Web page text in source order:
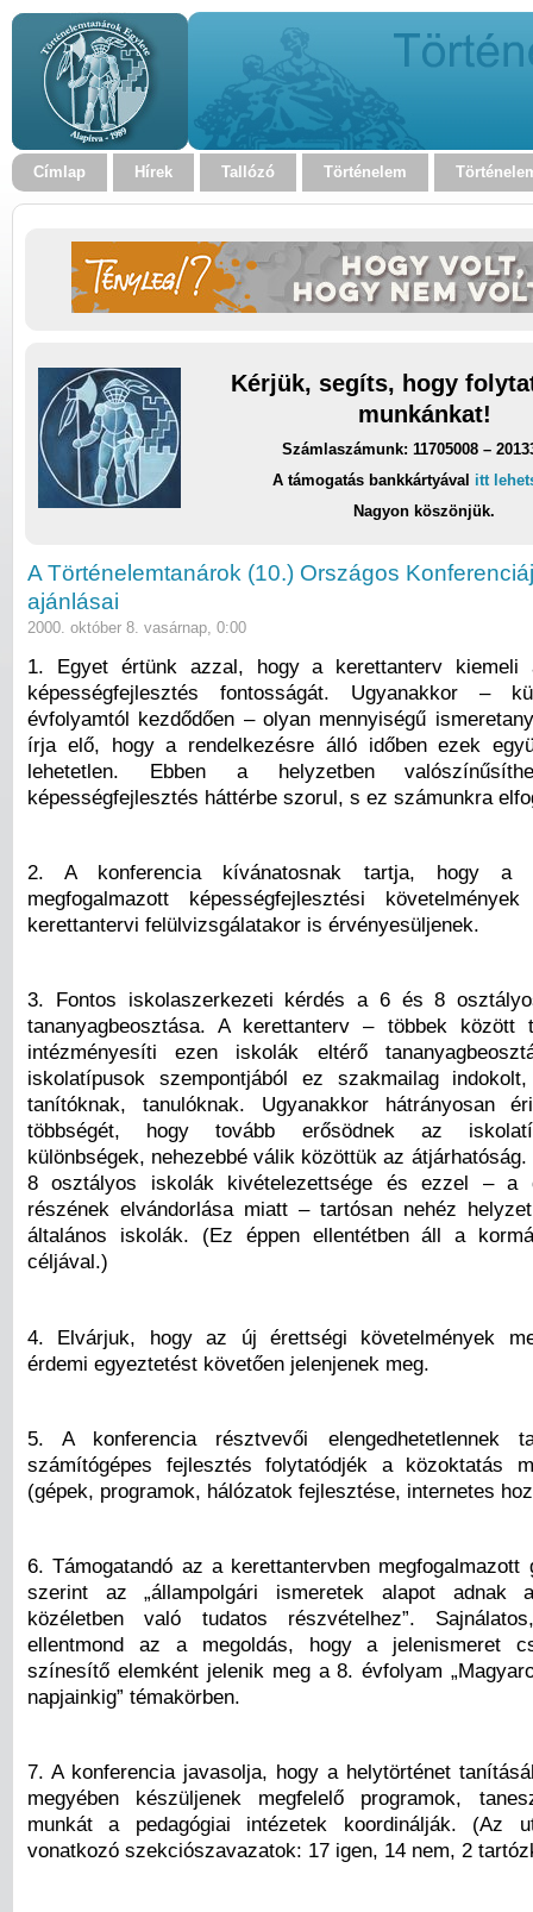
Címlap Hírek Tallózó Történelem
Kérjük, segíts, hogy
munkánkat!
Számlaszámunk: 11705008 –
A támogatás bankkártyával itt
Nagyon köszönjük.
A Történelemtanárok (10.) Országos
ajánlásai
2000. október 8. vasárnap, 0:00
1. Egyet értünk azzal, hogy a kerettanterv kiemeli
képességfejlesztés fontosságát. Ugyanakkor –
évfolyamtól kezdődően – olyan mennyiségű
írja elő, hogy a rendelkezésre álló időben ezek
lehetetlen. Ebben a helyzetben
képességfejlesztés háttérbe szorul, s ez számunkra
2. A konferencia kívánatosnak tartja, hogy a
megfogalmazott képességfejlesztési
kerettantervi felülvizsgálatakor is érvényesüljenek.
3. Fontos iskolaszerkezeti kérdés a 6 és 8
tananyagbeosztása. A kerettanterv – többek között
intézményesíti ezen iskolák eltérő
iskolatípusok szempontjából ez szakmailag
tanítóknak, tanulóknak. Ugyanakkor hátrányosan
többségét, hogy tovább erősödnek az
különbségek, nehezebbé válik közöttük az
8 osztályos iskolák kivételezettsége és ezzel – a
részének elvándorlása miatt – tartósan nehéz
általános iskolák. (Ez éppen ellentétben áll a
céljával.)
4. Elvárjuk, hogy az új érettségi követelmények
érdemi egyeztetést követően jelenjenek meg.
5. A konferencia résztvevői elengedhetetlennek
számítógépes fejlesztés folytatódjék a közoktatás
(gépek, programok, hálózatok fejlesztése, internetes
6. Támogatandó az a kerettantervben megfogalmazott
szerint az „állampolgári ismeretek alapot adnak
közéletben való tudatos részvételhez”.
ellentmond az a megoldás, hogy a jelenismeret
színesítő elemként jelenik meg a 8. évfolyam
napjainkig” témakörben.
7. A konferencia javasolja, hogy a helytörténet
megyében készüljenek megfelelő programok,
munkát a pedagógiai intézetek koordinálják. (Az
vonatkozó szekciószavazatok: 17 igen, 14 nem, 2